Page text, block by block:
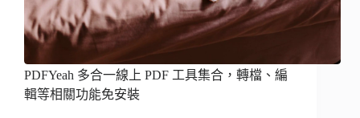
PDFYeah 多合一線上 PDF 工具集合，轉檔、編
輯等相關功能免安裝